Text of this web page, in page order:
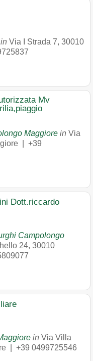
in Via I Strada 7, 30010
Mv
Maggiore in Via
+39
Dott.riccardo
Campolongo
24, 30010
in Via Villa
+39 0499725546